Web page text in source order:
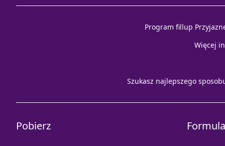
Program fillup
Więcej
Szukasz najlepszego
Pobierz